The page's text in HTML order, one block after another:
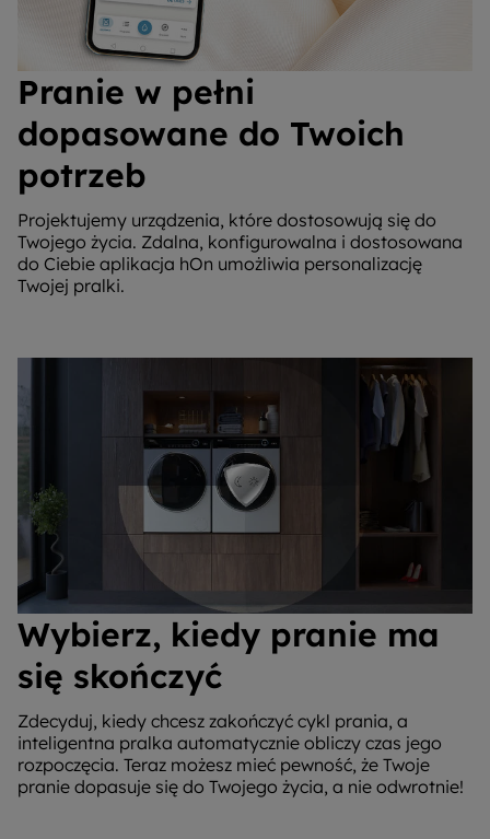
Pranie w pełni
dopasowane do Twoich
potrzeb
Projektujemy urządzenia, które dostosowują się do
Twojego życia. Zdalna, konfigurowalna i dostosowana
do Ciebie aplikacja hOn umożliwia personalizację
Twojej pralki.
Wybierz, kiedy pranie ma
się skończyć
Zdecyduj, kiedy chcesz zakończyć cykl prania, a
inteligentna pralka automatycznie obliczy czas jego
rozpoczęcia. Teraz możesz mieć pewność, że Twoje
pranie dopasuje się do Twojego życia, a nie odwrotnie!